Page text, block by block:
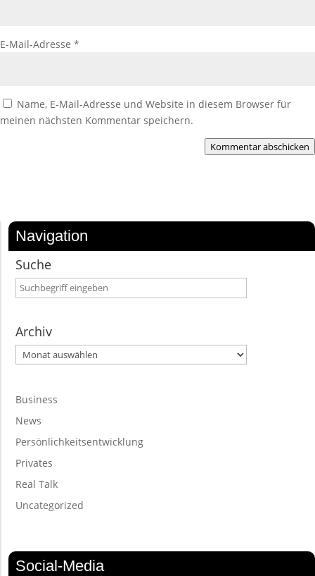
E-Mail-Adresse *
Name, E-Mail-Adresse und Website in diesem Browser für
meinen nächsten Kommentar speichern.
Kommentar abschicken
Navigation
Suche
Archiv
Archiv
Business
News
Persönlichkeitsentwicklung
Privates
Real Talk
Uncategorized
Social-Media